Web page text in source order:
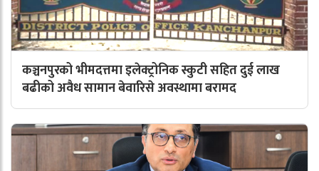
कञ्चनपुरको भीमदत्तमा इलेक्ट्रोनिक स्कुटी सहित दुई लाख
बढीको अवैध सामान बेवारिसे अवस्थामा बरामद